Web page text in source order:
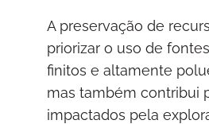
A preservação de
priorizar o uso de
finitos e altamente
mas também contribui
impactados pela